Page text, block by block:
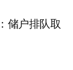
储户排队取